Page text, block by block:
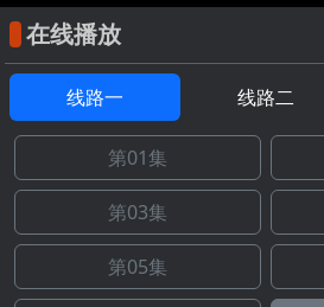
在线播放
线路一 线路二
第01集
第03集
第05集